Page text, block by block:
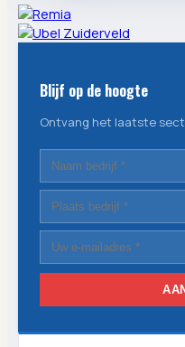
Blijf op de hoogte
Ontvang het laatste